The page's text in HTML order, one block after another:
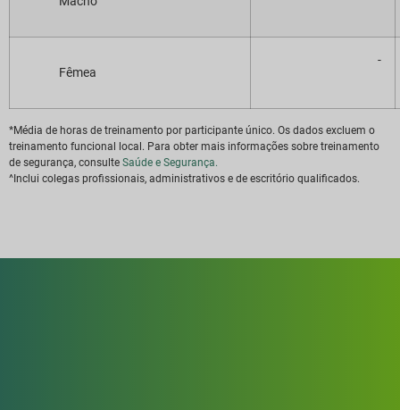
Fêmea
-
*Média de horas de treinamento por participante único. Os dados excluem o
treinamento funcional local. Para obter mais informações sobre treinamento
de segurança, consulte Saúde e Segurança.
^Inclui colegas profissionais, administrativos e de escritório qualificados.